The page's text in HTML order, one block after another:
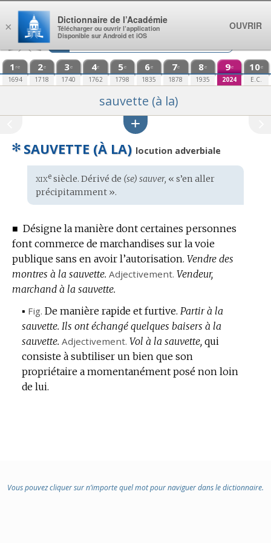
Aller au contenu
1 re
1694
2e
1718
3e
1740
4e
1762
5e
1798
6e
1835
7e
1878
8e
1935
9e
2024
10e
E.C.
sauvette (à la)
✻ SAUVETTE (À LA) locution adverbiale
Étymologie
:
xixesiècle. Dérivé de (se) sauver, « s’en aller
précipitamment ».
■ Désigne la manière dont certaines personnes
font commerce de marchandises sur la voie
publique sans en avoir l’autorisation. Vendre des
montres à la sauvette. Adjectivement. Vendeur,
marchand à la sauvette.
▪ Fig. De manière rapide et furtive. Partir à la
sauvette. Ils ont échangé quelques baisers à la
sauvette. Adjectivement. Vol à la sauvette, qui
consiste à subtiliser un bien que son
propriétaire a momentanément posé non loin
de lui.
Vous pouvez cliquer sur n’importe quel mot pour naviguer dans le dictionnaire.
×
Dictionnaire de l’Académie
Télécharger ou ouvrir l’application
Disponible sur Android et iOS
OUVRIR